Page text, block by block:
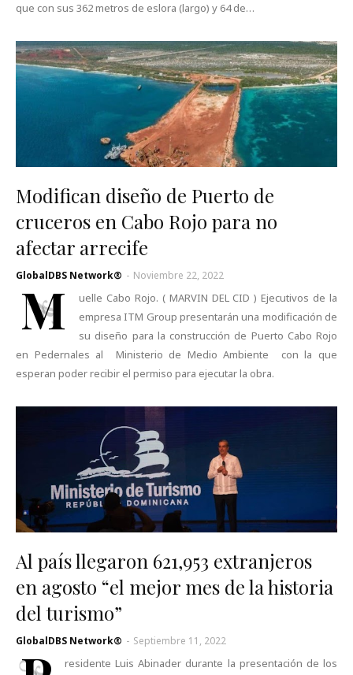
que con sus 362 metros de eslora (largo) y 64 de…
Modifican diseño de Puerto de
cruceros en Cabo Rojo para no
afectar arrecife
GlobalDBS Network® - Noviembre 22, 2022
M
uelle Cabo Rojo. ( MARVIN DEL CID ) Ejecutivos de la
empresa ITM Group presentarán una modificación de
su diseño para la construcción de Puerto Cabo Rojo
en Pedernales al Ministerio de Medio Ambiente con la que
esperan poder recibir el permiso para ejecutar la obra.
Al país llegaron 621,953 extranjeros
en agosto “el mejor mes de la historia
del turismo”
GlobalDBS Network® - Septiembre 11, 2022
residente Luis Abinader durante la presentación de los